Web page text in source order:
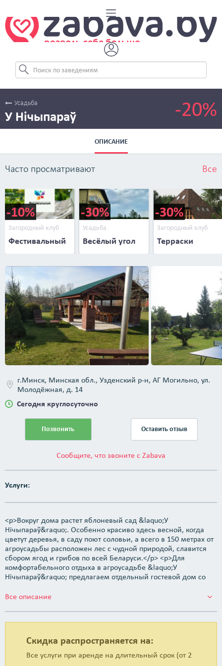
Усадьба
У Нічыпараў -20%
ОПИСАНИЕ
Часто просматривают Все
-10%
Загородный клуб
Фестивальный
-30%
Усадьба
Весёлый угол
-30%
Загородный клуб
Терраски
Скидка распространяется на:
Все услуги при аренде на длительный срок (от 2
г.Минск, Минская обл., Узденский р-н, АГ Могильно, ул.
Молодёжная, д. 14
Сегодня круглосуточно
Позвонить Оставить отзыв
Сообщите, что звоните с Zabava
Услуги:
<p>Вокруг дома растет яблоневый сад &laquo;У
Нiчыпараў&raquo;. Особенно красиво здесь весной, когда
цветут деревья, в саду поют соловьи, а всего в 150 метрах от
агроусадьбы расположен лес с чудной природой, славится
сбором ягод и грибов по всей Беларуси.</p> <p>Для
комфортабельного отдыха в агроусадьбе &laquo;У
Нiчыпараў&raquo; предлагаем отдельный гостевой дом со
просторная гостиная, три спальни, большая веранда, кухня.
комнате есть диван, в третьей &mdash; тахта и диван. В
гостиной стоит мягкий угол.</p> <p>Около дома в усадьбе
деревьев. В теплице и на грядках выращивается редис,
помидоры, лук, огурцы и многое другое.</p> <p>На
территории сельской усадьбы размещены хозяйственные
Все описание